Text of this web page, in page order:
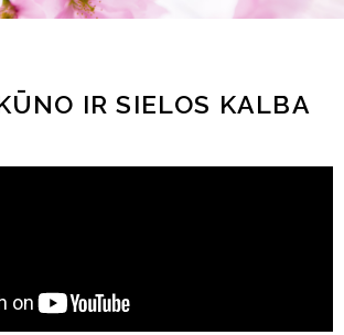
IR SIELOS KALBA